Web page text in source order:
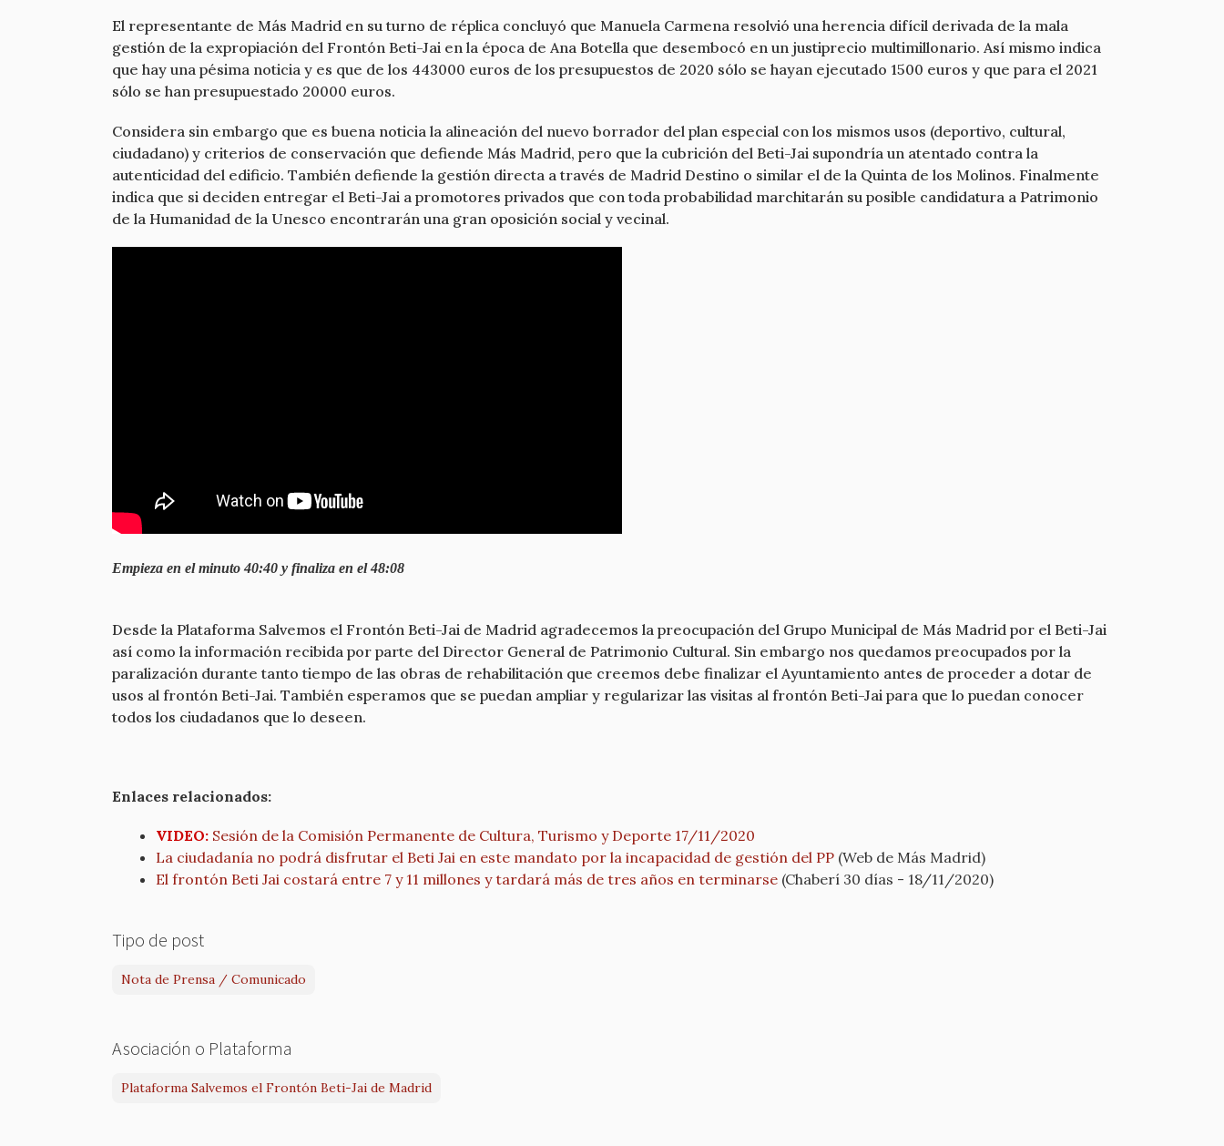
El representante de Más Madrid en su turno de réplica concluyó que Manuela Carmena resolvió una herencia difícil derivada de la mala
gestión de la expropiación del Frontón Beti-Jai en la época de Ana Botella que desembocó en un justiprecio multimillonario. Así mismo indica
que hay una pésima noticia y es que de los 443000 euros de los presupuestos de 2020 sólo se hayan ejecutado 1500 euros y que para el 2021
sólo se han presupuestado 20000 euros.
Considera sin embargo que es buena noticia la alineación del nuevo borrador del plan especial con los mismos usos (deportivo, cultural,
ciudadano) y criterios de conservación que defiende Más Madrid, pero que la cubrición del Beti-Jai supondría un atentado contra la
autenticidad del edificio. También defiende la gestión directa a través de Madrid Destino o similar el de la Quinta de los Molinos. Finalmente
indica que si deciden entregar el Beti-Jai a promotores privados que con toda probabilidad marchitarán su posible candidatura a Patrimonio
de la Humanidad de la Unesco encontrarán una gran oposición social y vecinal.
Empieza en el minuto 40:40 y finaliza en el 48:08
Desde la Plataforma Salvemos el Frontón Beti-Jai de Madrid agradecemos la preocupación del Grupo Municipal de Más Madrid por el Beti-Jai
así como la información recibida por parte del Director General de Patrimonio Cultural. Sin embargo nos quedamos preocupados por la
paralización durante tanto tiempo de las obras de rehabilitación que creemos debe finalizar el Ayuntamiento antes de proceder a dotar de
usos al frontón Beti-Jai. También esperamos que se puedan ampliar y regularizar las visitas al frontón Beti-Jai para que lo puedan conocer
todos los ciudadanos que lo deseen.
Enlaces relacionados:
VIDEO: Sesión de la Comisión Permanente de Cultura, Turismo y Deporte 17/11/2020
La ciudadanía no podrá disfrutar el Beti Jai en este mandato por la incapacidad de gestión del PP (Web de Más Madrid)
El frontón Beti Jai costará entre 7 y 11 millones y tardará más de tres años en terminarse (Chaberí 30 días - 18/11/2020)
Tipo de post
Nota de Prensa / Comunicado
Asociación o Plataforma
Plataforma Salvemos el Frontón Beti-Jai de Madrid